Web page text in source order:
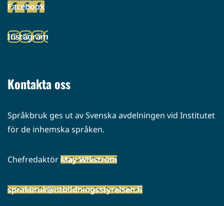
palveluun)
Facebook
(siirryt
palveluun)
Instagram
(siirryt
Kontakta oss
Språkbruk ges ut av Svenska avdelningen vid Institutet
för de inhemska språken.
ChefredaktörMay Wikström
sprakbruk@utbildningsstyrelsen.fi